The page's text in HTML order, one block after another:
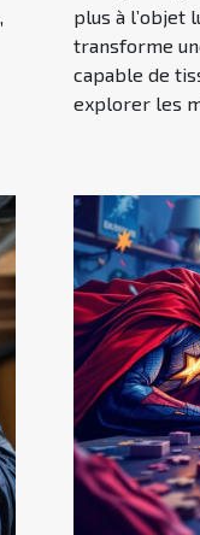
plus à l’objet
transforme
capable de
explorer les